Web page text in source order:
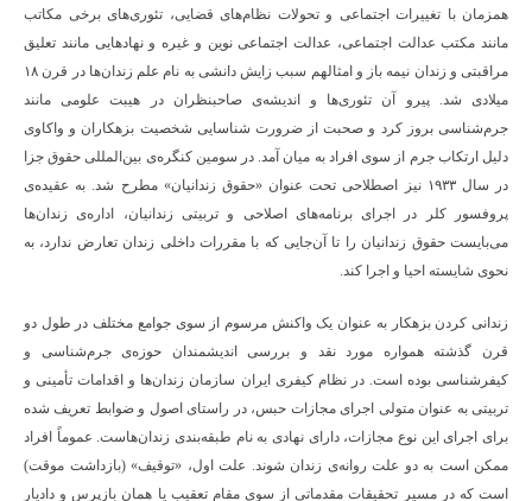
همزمان با تغییرات اجتماعی و تحولات نظام‌های قضایی، تئوری‌های برخی مکاتب
مانند مکتب عدالت اجتماعی، عدالت اجتماعی نوین و غیره و نهادهایی مانند تعلیق
مراقبتی و زندان نیمه باز و امثالهم سبب زایش دانشی به نام علم زندان‌ها در قرن ۱۸
میلادی شد. پیرو آن تئوری‌ها و اندیشه‌ی صاحبنظران در هیبت علومی مانند
جرم‌شناسی بروز کرد و صحبت از ضرورت شناسایی شخصیت بزهکاران و واکاوی
دلیل ارتکاب جرم از سوی افراد به میان آمد. در سومین کنگره‌ی بین‌المللی حقوق جزا
در سال ۱۹۳۳ نیز اصطلاحی تحت عنوان «حقوق زندانیان» مطرح شد. به عقیده‌ی
پروفسور کلر در اجرای برنامه‌های اصلاحی و تربیتی زندانیان، اداره‌ی زندان‌ها
می‌بایست حقوق زندانیان را تا آن‌جایی که با مقررات داخلی زندان تعارض ندارد، به
نحوی شایسته احیا و اجرا کند.
زندانی کردن بزهکار به عنوان یک واکنش مرسوم از سوی جوامع مختلف در طول دو
قرن گذشته همواره مورد نقد و بررسی اندیشمندان حوزه‌ی جرم‌شناسی و
کیفرشناسی بوده است. در نظام کیفری ایران سازمان زندان‌ها و اقدامات تأمینی و
تربیتی به عنوان متولی اجرای مجازات حبس، در راستای اصول و ضوابط تعریف شده
برای اجرای این نوع مجازات، دارای نهادی به نام طبقه‌بندی زندان‌هاست. عموماً افراد
ممکن است به دو علت روانه‌ی زندان شوند. علت اول، «توقیف» (بازداشت موقت)
است که در مسیر تحقیقات مقدماتی از سوی مقام تعقیب یا همان بازپرس و دادیار